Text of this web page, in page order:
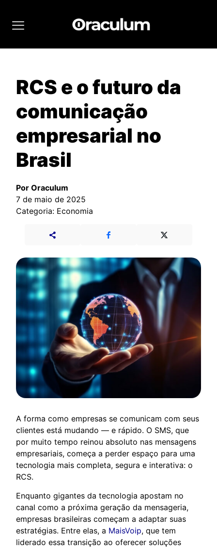
RCS e o futuro da
comunicação
empresarial no
Brasil
Por Oraculum
7 de maio de 2025
Categoria: Economia
A forma como empresas se comunicam com seus
clientes está mudando — e rápido. O SMS, que
por muito tempo reinou absoluto nas mensagens
empresariais, começa a perder espaço para uma
tecnologia mais completa, segura e interativa: o
RCS.
Enquanto gigantes da tecnologia apostam no
canal como a próxima geração da mensageria,
empresas brasileiras começam a adaptar suas
estratégias. Entre elas, a MaisVoip, que tem
liderado essa transição ao oferecer soluções